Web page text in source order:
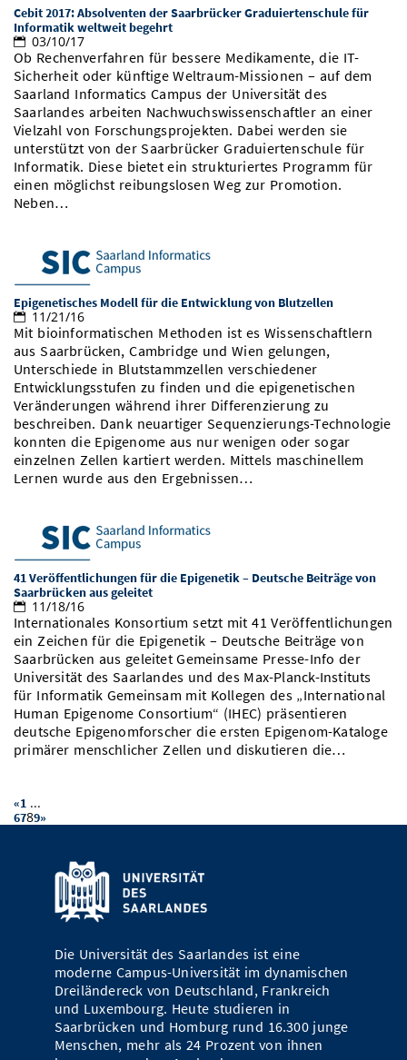
Cebit 2017: Absolventen der Saarbrücker Graduiertenschule für
Informatik weltweit begehrt
03/10/17
Ob Rechenverfahren für bessere Medikamente, die IT-
Sicherheit oder künftige Weltraum-Missionen – auf dem
Saarland Informatics Campus der Universität des
Saarlandes arbeiten Nachwuchswissenschaftler an einer
Vielzahl von Forschungsprojekten. Dabei werden sie
unterstützt von der Saarbrücker Graduiertenschule für
Informatik. Diese bietet ein strukturiertes Programm für
einen möglichst reibungslosen Weg zur Promotion.
Neben…
Epigenetisches Modell für die Entwicklung von Blutzellen
11/21/16
Mit bioinformatischen Methoden ist es Wissenschaftlern
aus Saarbrücken, Cambridge und Wien gelungen,
Unterschiede in Blutstammzellen verschiedener
Entwicklungsstufen zu finden und die epigenetischen
Veränderungen während ihrer Differenzierung zu
beschreiben. Dank neuartiger Sequenzierungs-Technologie
konnten die Epigenome aus nur wenigen oder sogar
einzelnen Zellen kartiert werden. Mittels maschinellem
Lernen wurde aus den Ergebnissen…
41 Veröffentlichungen für die Epigenetik – Deutsche Beiträge von
Saarbrücken aus geleitet
11/18/16
Internationales Konsortium setzt mit 41 Veröffentlichungen
ein Zeichen für die Epigenetik – Deutsche Beiträge von
Saarbrücken aus geleitet Gemeinsame Presse-Info der
Universität des Saarlandes und des Max-Planck-Instituts
für Informatik Gemeinsam mit Kollegen des „International
Human Epigenome Consortium“ (IHEC) präsentieren
deutsche Epigenomforscher die ersten Epigenom-Kataloge
primärer menschlicher Zellen und diskutieren die…
«1 ...
6789»
Die Universität des Saarlandes ist eine
moderne Campus-Universität im dynamischen
Dreiländereck von Deutschland, Frankreich
und Luxembourg. Heute studieren in
Saarbrücken und Homburg rund 16.300 junge
Menschen, mehr als 24 Prozent von ihnen